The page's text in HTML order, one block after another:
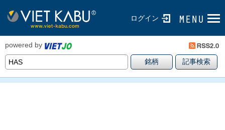
ログイン
powered by